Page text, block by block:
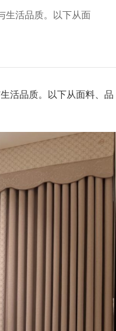
生活品质。以下从面
活品质。以下从面料、品